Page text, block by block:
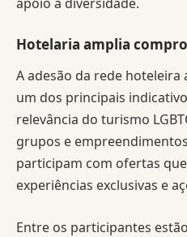
Hotelaria amplia
A adesão da rede hoteleira
um dos principais
relevância do turismo
grupos e
participam com ofertas
experiências exclusivas e
Entre os participantes